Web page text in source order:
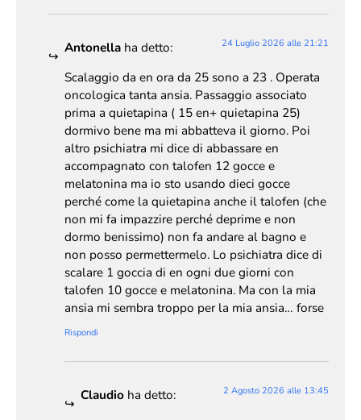
Antonella ha detto: 24 Luglio 2026 alle 21:21
Scalaggio da en ora da 25 sono a 23 . Operata
oncologica tanta ansia. Passaggio associato
prima a quietapina ( 15 en+ quietapina 25)
dormivo bene ma mi abbatteva il giorno. Poi
altro psichiatra mi dice di abbassare en
accompagnato con talofen 12 gocce e
melatonina ma io sto usando dieci gocce
perché come la quietapina anche il talofen (che
non mi fa impazzire perché deprime e non
dormo benissimo) non fa andare al bagno e
non posso permettermelo. Lo psichiatra dice di
scalare 1 goccia di en ogni due giorni con
talofen 10 gocce e melatonina. Ma con la mia
ansia mi sembra troppo per la mia ansia… forse
Rispondi
Claudio ha detto: 2 Agosto 2026 alle 13:45